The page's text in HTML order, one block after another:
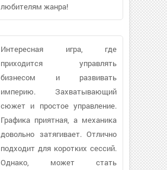
любителям жанра!
Интересная игра, где
приходится управлять
бизнесом и развивать
империю. Захватывающий
сюжет и простое управление.
Графика приятная, а механика
довольно затягивает. Отлично
подходит для коротких сессий.
Однако, может стать